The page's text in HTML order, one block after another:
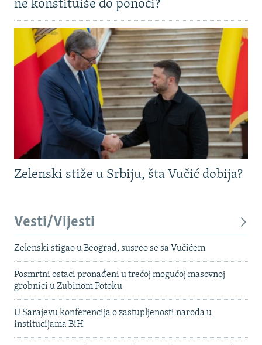
ne konstituiše do ponoći?
Zelenski stiže u Srbiju, šta Vučić dobija?
Vesti/Vijesti
Zelenski stigao u Beograd, susreo se sa Vučićem
Posmrtni ostaci pronađeni u trećoj mogućoj masovnoj
grobnici u Zubinom Potoku
U Sarajevu konferencija o zastupljenosti naroda u
institucijama BiH